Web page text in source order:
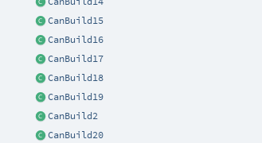
CanBuild15
CanBuild16
CanBuild17
CanBuild18
CanBuild19
CanBuild2
CanBuild20